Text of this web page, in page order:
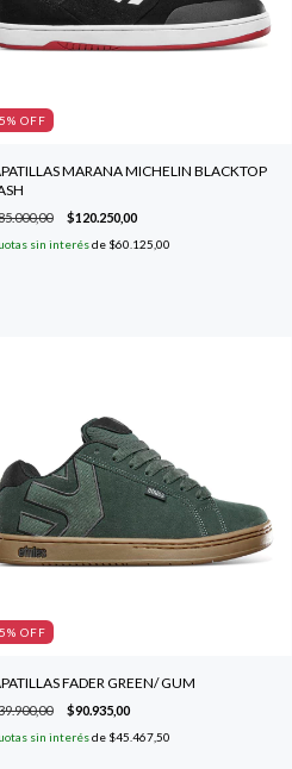
% OFF
MARANA MICHELIN BLACKTOP
$120.250,00
sin interésde $60.125,00
% OFF
FADER GREEN/ GUM
$90.935,00
sin interésde $45.467,50